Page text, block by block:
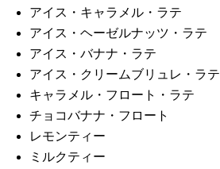
アイス・キャラメル・ラテ
アイス・ヘーゼルナッツ・ラテ
アイス・バナナ・ラテ
アイス・クリームブリュレ・ラテ
キャラメル・フロート・ラテ
チョコバナナ・フロート
レモンティー
ミルクティー